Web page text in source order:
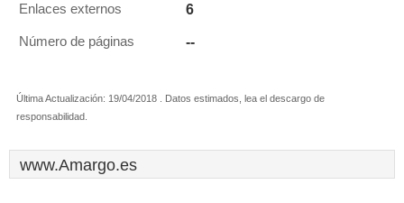
Enlaces externos 6
Número de páginas --
Última Actualización: 19/04/2018 . Datos estimados, lea el descargo de
responsabilidad.
www.Amargo.es